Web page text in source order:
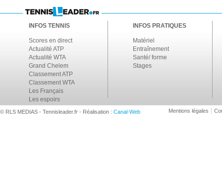
INFOS TENNIS
Scores en direct
Actualité ATP
Actualité WTA
Grand Chelem
Classement ATP
Classement WTA
Les Français
Les espoirs
INFOS PRATIQUES
Matériel
Entraînement
Santé/ forme
Stages
© RLS MEDIAS - Tennisleader.fr - Réalisation : Canal-Web Mentions légales